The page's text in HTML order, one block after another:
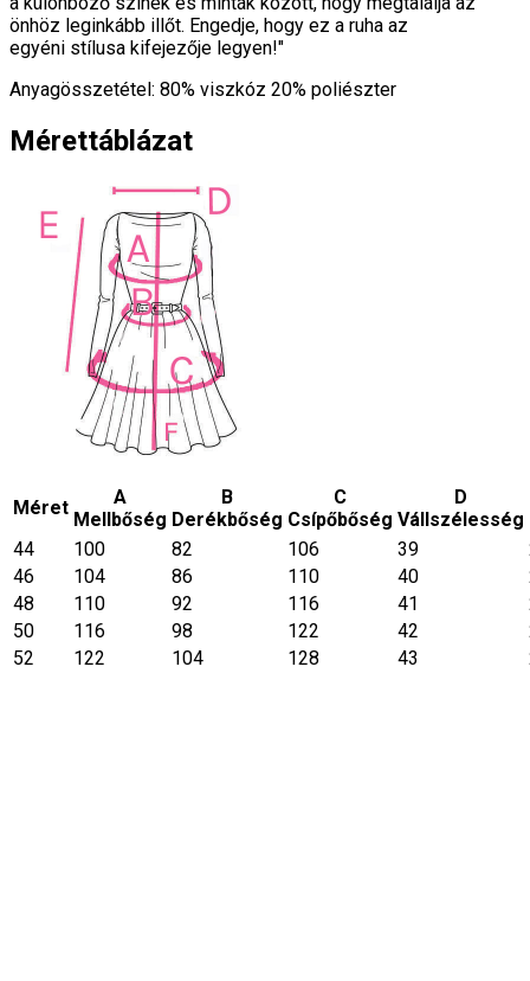
önhöz leginkább illőt. Engedje, hogy ez a ruha az
egyéni stílusa kifejezője legyen!"
Anyagösszetétel: 80% viszkóz 20% poliészter
Mérettáblázat
Méret
A
Mellbőség
B
Derékbőség
C
Csípőbőség
D
Vállszélesség
44
100 82 106 39
46
104 86 110 40
48
110 92 116 41
50
116 98 122 42
52
122 104 128 43